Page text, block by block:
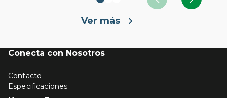
Ver más
Conecta con Nosotros
Contacto
Especificaciones